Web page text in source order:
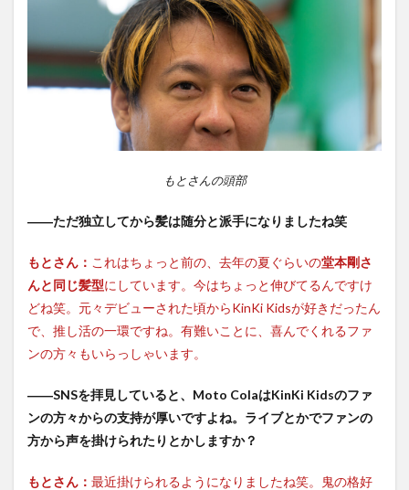
もとさんの頭部
――ただ独立してから髪は随分と派手になりましたね笑
もとさん： これはちょっと前の、去年の夏ぐらいの堂本剛さ
んと同じ髪型にしています。今はちょっと伸びてるんですけ
どね笑。元々デビューされた頃からKinKi Kidsが好きだったん
で、推し活の一環ですね。有難いことに、喜んでくれるファ
ンの方々もいらっしゃいます。
――SNSを拝見していると、Moto ColaはKinKi Kidsのファ
ンの方々からの支持が厚いですよね。ライブとかでファンの
方から声を掛けられたりとかしますか？
もとさん： 最近掛けられるようになりましたね笑。鬼の格好